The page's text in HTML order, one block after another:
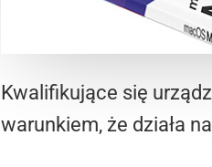
Kwalifikujące się
warunkiem, że działa